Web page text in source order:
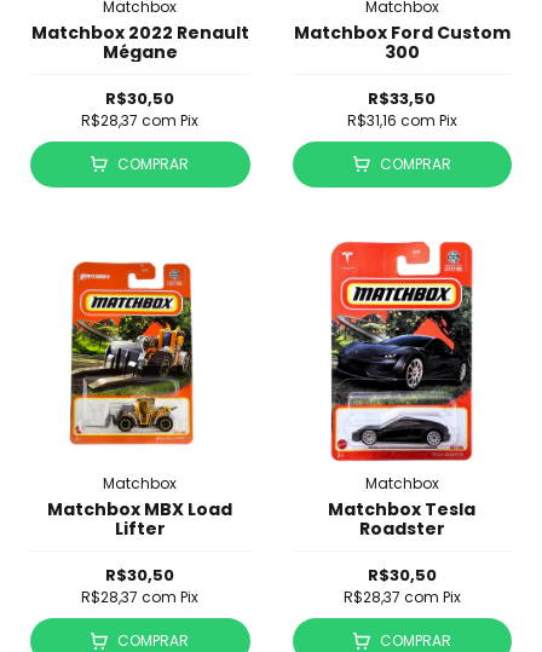
Matchbox
Matchbox 2022 Renault
Mégane
R$30,50
R$28,37com Pix
COMPRAR
Matchbox
Matchbox Ford Custom
300
R$33,50
R$31,16 com Pix
COMPRAR
Matchbox
Matchbox MBX Load
Lifter
R$30,50
R$28,37com Pix
COMPRAR
Matchbox
Matchbox Tesla
Roadster
R$30,50
R$28,37 com Pix
COMPRAR